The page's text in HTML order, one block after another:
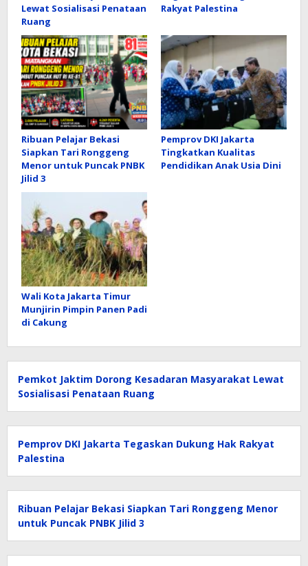
Lewat Sosialisasi Penataan
Ruang
Rakyat Palestina
Ribuan Pelajar Bekasi
Siapkan Tari Ronggeng
Menor untuk Puncak PNBK
Jilid 3
Pemprov DKI Jakarta
Tingkatkan Kualitas
Pendidikan Anak Usia Dini
Wali Kota Jakarta Timur
Munjirin Pimpin Panen Padi
di Cakung
Pemkot Jaktim Dorong Kesadaran Masyarakat Lewat
Sosialisasi Penataan Ruang
Pemprov DKI Jakarta Tegaskan Dukung Hak Rakyat
Palestina
Ribuan Pelajar Bekasi Siapkan Tari Ronggeng Menor
untuk Puncak PNBK Jilid 3